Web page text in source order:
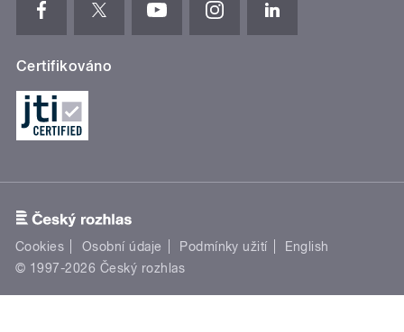
Certifikováno
Cookies Osobní údaje Podmínky užití
English
© 1997-2026 Český rozhlas